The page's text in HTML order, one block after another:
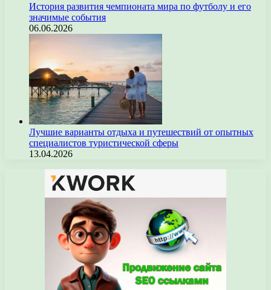
История развития чемпионата мира по футболу и его
значимые события
06.06.2026
Лучшие варианты отдыха и путешествий от опытных
специалистов туристической сферы
13.04.2026